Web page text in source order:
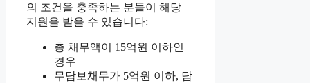
의 조건을 충족하는 분들이 해당
지원을 받을 수 있습니다:
총 채무액이 15억원 이하인
경우
무담보채무가 5억원 이하, 담